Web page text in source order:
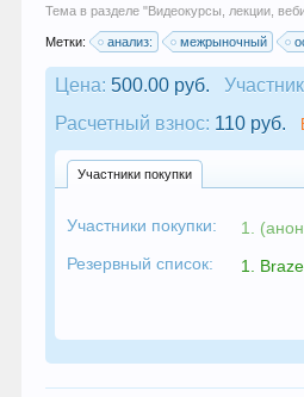
Тема в разделе "Видеокурсы, лекции,
Метки: анализ: межрыночный
Цена: 500.00 руб.
Расчетный взнос: 110 руб.
Участники покупки
Участники покупки: 1.
Резервный список:
1.